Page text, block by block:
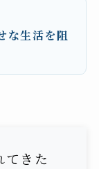
な生活を阻
てきた